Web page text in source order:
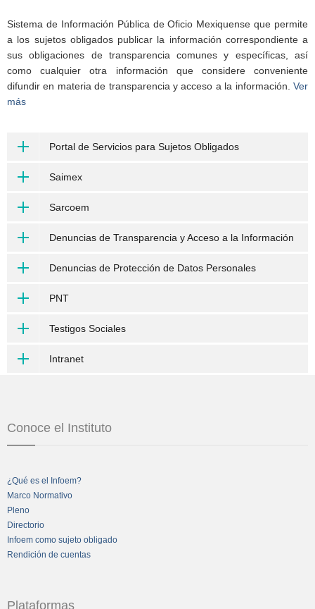
Sistema de Información Pública de Oficio Mexiquense que permite
a los sujetos obligados publicar la información correspondiente a
sus obligaciones de transparencia comunes y específicas, así
como cualquier otra información que considere conveniente
difundir en materia de transparencia y acceso a la información. Ver
más
Portal de Servicios para Sujetos Obligados
Saimex
Sarcoem
Denuncias de Transparencia y Acceso a la Información
Denuncias de Protección de Datos Personales
PNT
Testigos Sociales
Intranet
Conoce el Instituto
¿Qué es el Infoem?
Marco Normativo
Pleno
Directorio
Infoem como sujeto obligado
Rendición de cuentas
Plataformas